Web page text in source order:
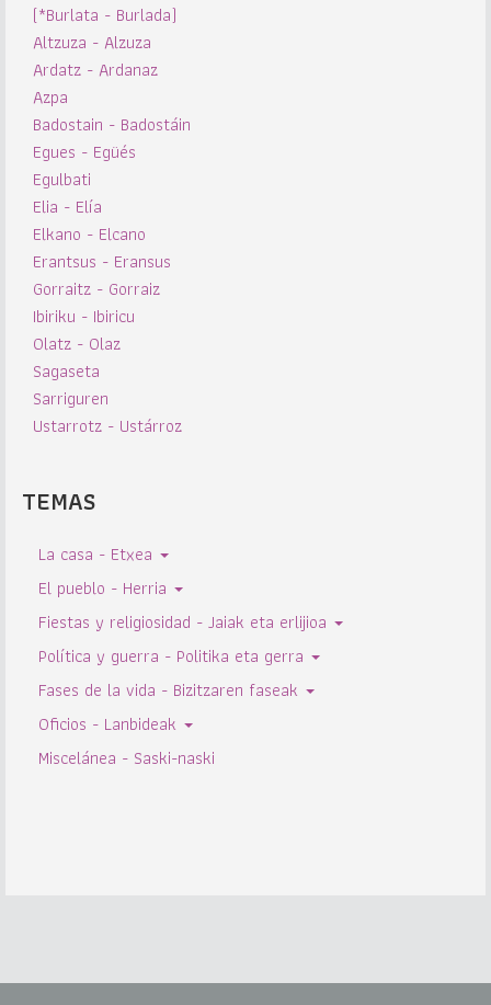
(*Burlata - Burlada)
Altzuza - Alzuza
Ardatz - Ardanaz
Azpa
Badostain - Badostáin
Egues - Egüés
Egulbati
Elia - Elía
Elkano - Elcano
Erantsus - Eransus
Gorraitz - Gorraiz
Ibiriku - Ibiricu
Olatz - Olaz
Sagaseta
Sarriguren
Ustarrotz - Ustárroz
TEMAS
La casa - Etxea
El pueblo - Herria
Fiestas y religiosidad - Jaiak eta erlijioa
Política y guerra - Politika eta gerra
Fases de la vida - Bizitzaren faseak
Oficios - Lanbideak
Miscelánea - Saski-naski